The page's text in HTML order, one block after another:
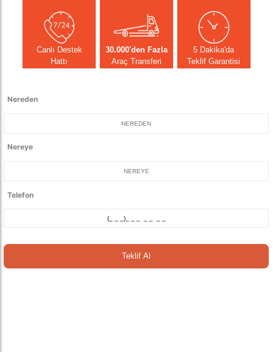
Canlı Destek
Hattı
30.000'den Fazla
Araç Transferi
5 Dakika'da
Teklif Garantisi
Nereden
NEREDEN
Nereye
NEREYE
Telefon
Teklif Al